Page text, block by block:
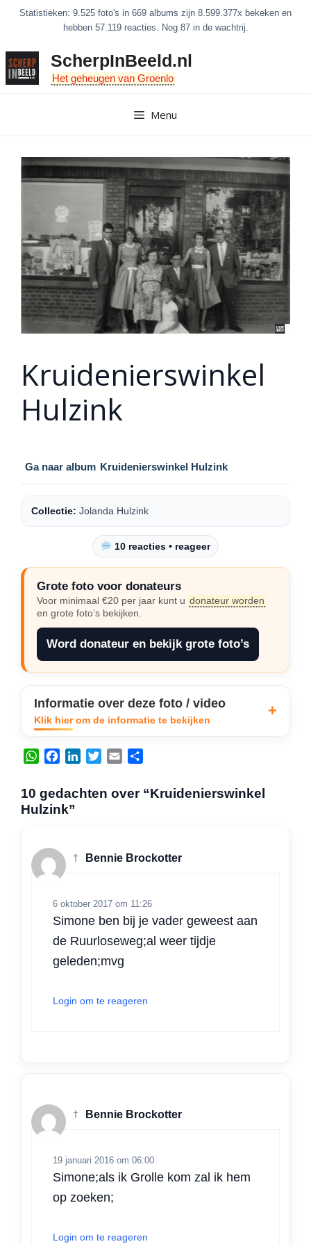
inhoud
Statistieken: 9.525 foto's in 669 albums zijn 8.599.377x bekeken en
hebben 57.119 reacties. Nog 87 in de wachtrij.
ScherpInBeeld.nl
Het geheugen van Groenlo
Menu
Kruidenierswinkel
Hulzink
Ga naar album Kruidenierswinkel Hulzink
Collectie: Jolanda Hulzink
10 reacties • reageer
Grote foto voor donateurs
Voor minimaal €20 per jaar kunt u donateur worden
en grote foto’s bekijken.
Word donateur en bekijk grote foto’s
Informatie over deze foto / video
Klik hier om de informatie te bekijken
W
t
s
p
p
c
e
b
k
n
k
n
t
i
l
10 gedachten over “Kruidenierswinkel
Hulzink”
† Bennie Brockotter
6 oktober 2017 om 11:26
Simone ben bij je vader geweest aan
de Ruurloseweg;al weer tijdje
geleden;mvg
Login om te reageren
† Bennie Brockotter
19 januari 2016 om 06:00
Simone;als ik Grolle kom zal ik hem
op zoeken;
Login om te reageren